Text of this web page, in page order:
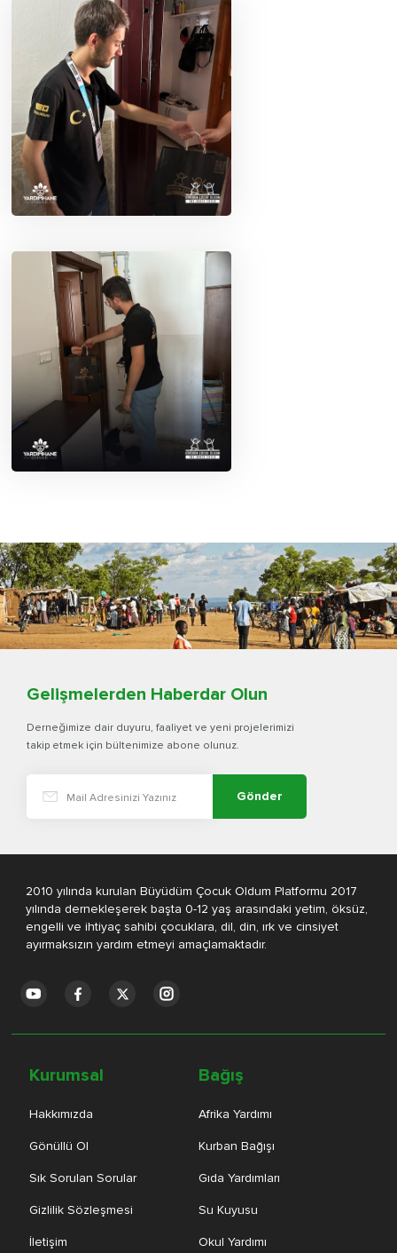
Gelişmelerden Haberdar Olun
Derneğimize dair duyuru, faaliyet ve yeni projelerimizi
takip etmek için bültenimize abone olunuz.
Gönder
2010 yılında kurulan Büyüdüm Çocuk Oldum Platformu 2017
yılında dernekleşerek başta 0-12 yaş arasındaki yetim, öksüz,
engelli ve ihtiyaç sahibi çocuklara, dil, din, ırk ve cinsiyet
ayırmaksızın yardım etmeyi amaçlamaktadır.
Kurumsal
Hakkımızda
Gönüllü Ol
Sık Sorulan Sorular
Gizlilik Sözleşmesi
İletişim
Bağış
Afrika Yardımı
Kurban Bağışı
Gıda Yardımları
Su Kuyusu
Okul Yardımı